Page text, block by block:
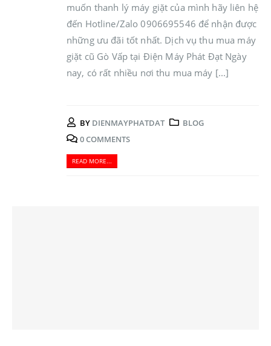
muốn thanh lý máy giặt của mình hãy liên hệ
đến Hotline/Zalo 0906695546 để nhận được
những ưu đãi tốt nhất. Dịch vụ thu mua máy
giặt cũ Gò Vấp tại Điện Máy Phát Đạt Ngày
nay, có rất nhiều nơi thu mua máy [...]
BY DIENMAYPHATDAT
BLOG
0 COMMENTS
READ MORE...